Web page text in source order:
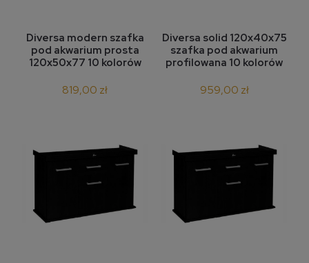
Diversa modern szafka
pod akwarium prosta
120x50x77 10 kolorów
819,00 zł
Diversa solid 120x40x75
szafka pod akwarium
profilowana 10 kolorów
959,00 zł